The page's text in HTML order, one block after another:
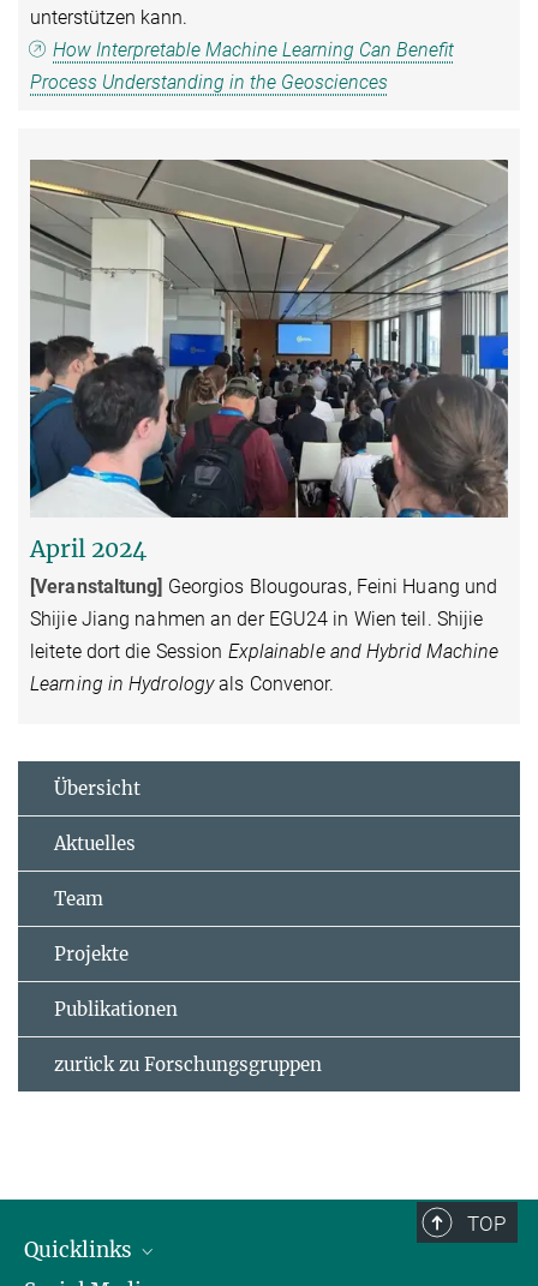
unterstützen kann.
How Interpretable Machine Learning Can Benefit
Process Understanding in the Geosciences
April 2024
[Veranstaltung] Georgios Blougouras, Feini Huang und
Shijie Jiang nahmen an der EGU24 in Wien teil. Shijie
leitete dort die Session Explainable and Hybrid Machine
Learning in Hydrologyals Convenor.
Übersicht
Aktuelles
Team
Projekte
Publikationen
zurück zu Forschungsgruppen
TOP
Quicklinks